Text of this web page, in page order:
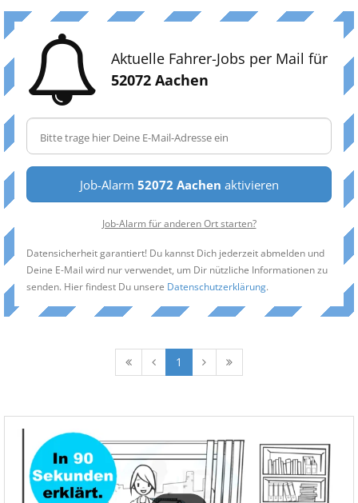
Aktuelle Fahrer-Jobs per Mail für
52072 Aachen
Job-Alarm 52072 Aachen aktivieren
Job-Alarm für anderen Ort starten?
Datensicherheit garantiert! Du kannst Dich jederzeit abmelden und
Deine E-Mail wird nur verwendet, um Dir nützliche Informationen zu
senden. Hier findest Du unsere Datenschutzerklärung.
1